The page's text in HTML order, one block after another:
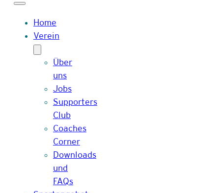
Home
Verein
Über
uns
Jobs
Supporters
Club
Coaches
Corner
Downloads
und
FAQs